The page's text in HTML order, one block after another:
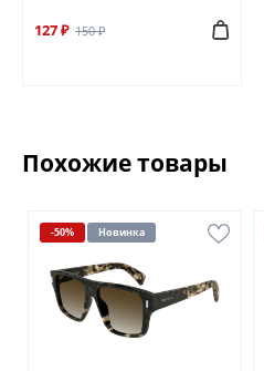
127 ₽ 150 ₽
Похожие товары
-50% Новинка